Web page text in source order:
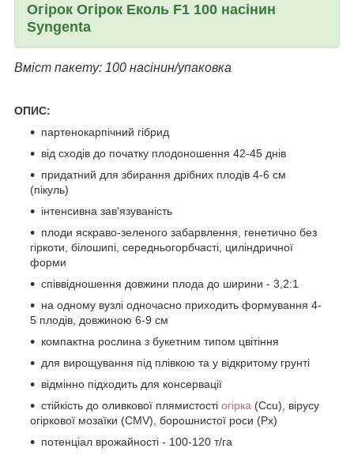
Огірок Огірок Еколь F1 100 насінин
Syngenta
Вміст пакету: 100 насінин/упаковка
ОПИС:
партенокарпічний гібрид
від сходів до початку плодоношення 42-45 днів
придатний для збирання дрібних плодів 4-6 см
(пікуль)
інтенсивна зав'язуваність
плоди яскраво-зеленого забарвлення, генетично без
гіркоти, білошипі, середньогорбчасті, циліндричної
форми
співвідношення довжини плода до ширини - 3,2:1
на одному вузлі одночасно приходить формування 4-
5 плодів, довжиною 6-9 см
компактна рослина з букетним типом цвітіння
для вирощування під плівкою та у відкритому грунті
відмінно підходить для консервації
стійкість до оливкової плямистості огірка (Ccu), вірусу
огіркової мозаїки (CMV), борошнистої роси (Px)
потенціал врожайності - 100-120 т/га